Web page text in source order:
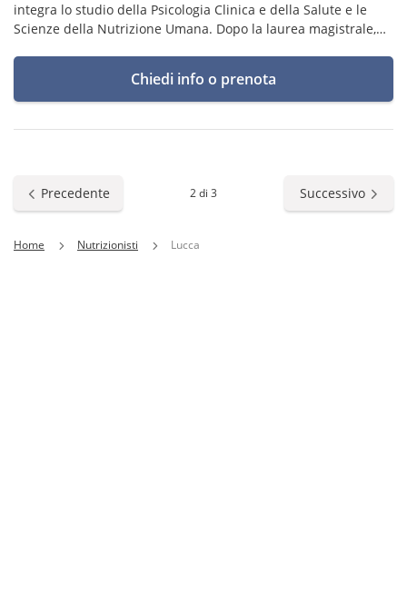
integra lo studio della Psicologia Clinica e della Salute e le
Scienze della Nutrizione Umana. Dopo la laurea magistrale,
Chiedi info o prenota
Precedente 2 di 3 Successivo
Home Nutrizionisti Lucca